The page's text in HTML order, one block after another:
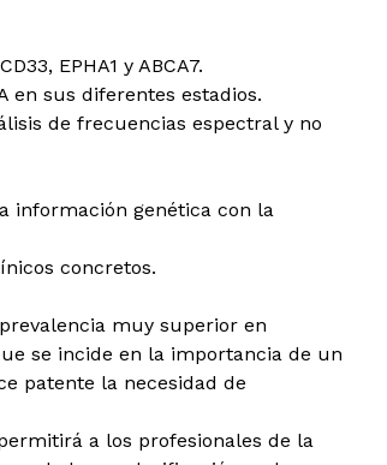
EPHA1 y ABCA7.
en sus diferentes estadios.
de frecuencias espectral y no
información genética con la
concretos.
muy superior en
se incide en la importancia de un
patente la necesidad de
a los profesionales de la